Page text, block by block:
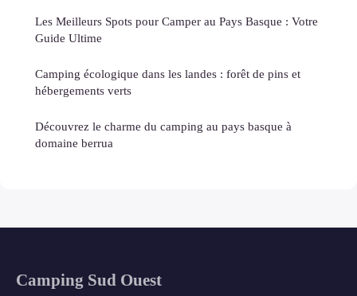
Les Meilleurs Spots pour Camper au Pays Basque : Votre
Guide Ultime
Camping écologique dans les landes : forêt de pins et
hébergements verts
Découvrez le charme du camping au pays basque à
domaine berrua
Camping Sud Ouest